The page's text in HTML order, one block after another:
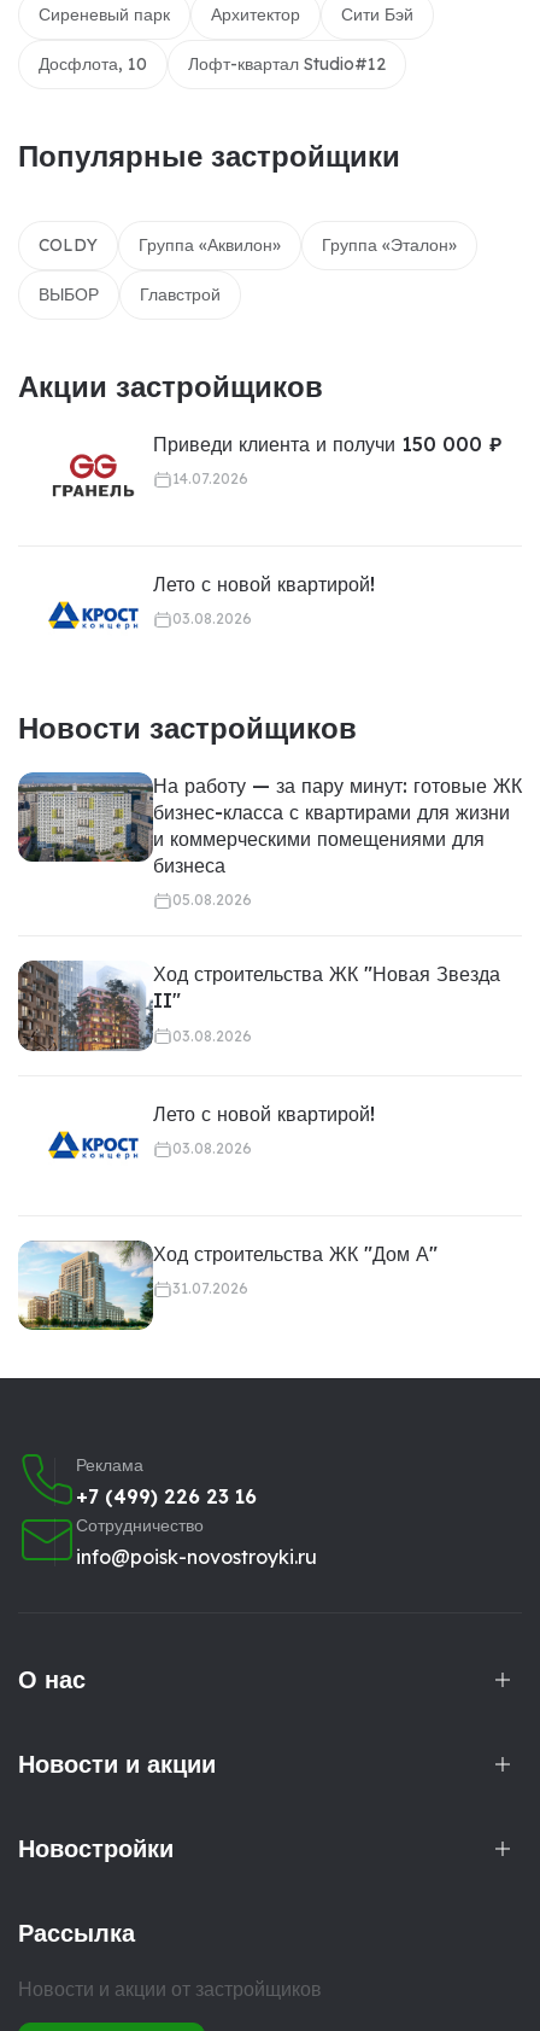
Сиреневый парк Архитектор Сити Бэй
Досфлота, 10 Лофт-квартал Studio#12
Популярные застройщики
COLDY Группа «Аквилон» Группа «Эталон»
ВЫБОР Главстрой
Акции застройщиков
Приведи клиента и получи 150 000 ₽
14.07.2026
Лето с новой квартирой!
03.08.2026
Новости застройщиков
На работу — за пару минут: готовые ЖК
бизнес-класса с квартирами для жизни
и коммерческими помещениями для
бизнеса
05.08.2026
Ход строительства ЖК "Новая Звезда
II"
03.08.2026
Лето с новой квартирой!
03.08.2026
Ход строительства ЖК "Дом А"
31.07.2026
Реклама
+7 (499) 226 23 16
Сотрудничество
info@poisk-novostroyki.ru
О нас
Новости и акции
Новостройки
Рассылка
Новости и акции от застройщиков